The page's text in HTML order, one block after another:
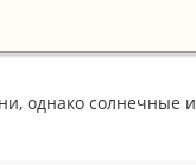
однако солнечные и